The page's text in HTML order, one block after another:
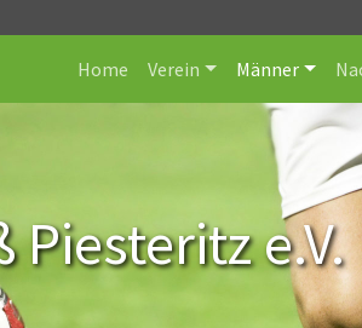
Home Verein Männer
Piesteritz e.V.